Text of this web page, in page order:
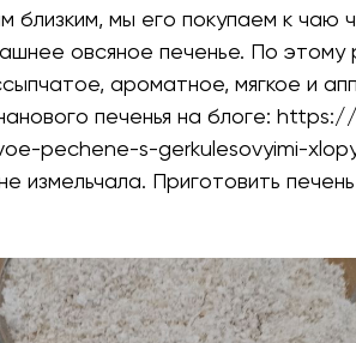
близким, мы его покупаем к чаю
овсяное печенье. По этому
ароматное, мягкое и
печенья на блоге:
pechene-s-gerkulesovyimi-
измельчала. Приготовить